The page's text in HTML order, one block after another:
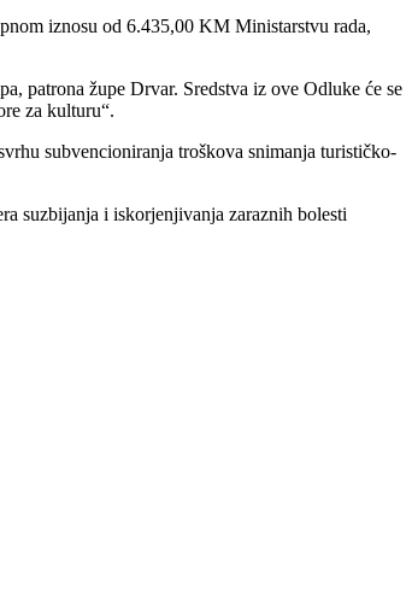
iznosu od 6.435,00 KM Ministarstvu rada,
patrona župe Drvar. Sredstva iz ove Odluke će se
za kulturu“.
subvencioniranja troškova snimanja turističko-
suzbijanja i iskorjenjivanja zaraznih bolesti